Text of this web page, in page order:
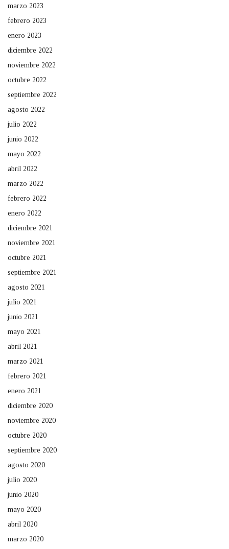
marzo 2023
febrero 2023
enero 2023
diciembre 2022
noviembre 2022
octubre 2022
septiembre 2022
agosto 2022
julio 2022
junio 2022
mayo 2022
abril 2022
marzo 2022
febrero 2022
enero 2022
diciembre 2021
noviembre 2021
octubre 2021
septiembre 2021
agosto 2021
julio 2021
junio 2021
mayo 2021
abril 2021
marzo 2021
febrero 2021
enero 2021
diciembre 2020
noviembre 2020
octubre 2020
septiembre 2020
agosto 2020
julio 2020
junio 2020
mayo 2020
abril 2020
marzo 2020